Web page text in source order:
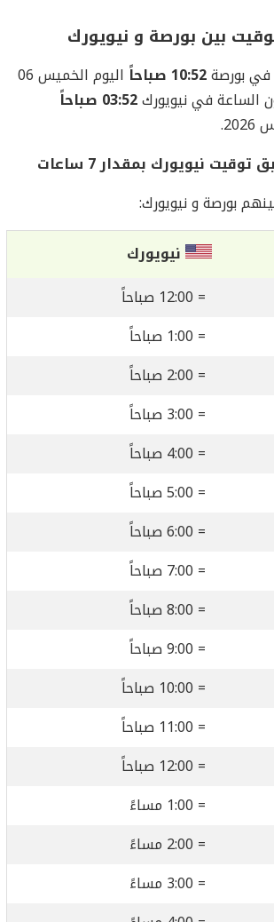
بين بورصة و نيويورك
في بورصة10:52 صباحاً
اليوم الخميس 06
03:52 صباحاً
نيويورك بمقدار 7 ساعات
بورصة و نيويورك:
نيويورك
= 12:00 صباحاً
= 1:00 صباحاً
= 2:00 صباحاً
= 3:00 صباحاً
= 4:00 صباحاً
= 5:00 صباحاً
= 6:00 صباحاً
= 7:00 صباحاً
= 8:00 صباحاً
= 9:00 صباحاً
= 10:00 صباحاً
= 11:00 صباحاً
= 12:00 صباحاً
= 1:00 مساءً
= 2:00 مساءً
= 3:00 مساءً